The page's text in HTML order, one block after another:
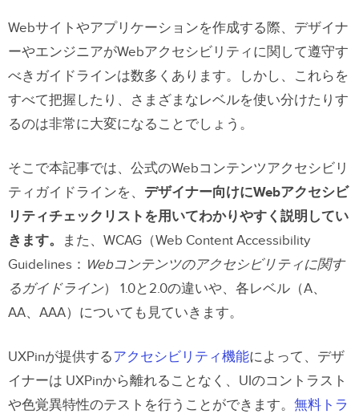
Webサイトやアプリケーションを作成する際、デザイナ
ーやエンジニアがWebアクセシビリティに関して遵守す
べきガイドラインは数多くあります。しかし、これらを
すべて把握したり、さまざまなレベルを使い分けたりす
るのは非常に大変になることでしょう。
そこで本記事では、公式のWebコンテンツアクセシビリ
ティガイドラインを、 デザイナー向けにWebアクセシビ
リティチェックリストを用いてわかりやすく説明してい
きます。
また、WCAG（Web Content Accessibility
Guidelines： Webコンテンツのアクセシビリティに関す
るガイドライン）
1.0と2.0の違いや、各レベル（A、
AA、AAA）についても見ていきます。
UXPinが提供するアクセシビリティ機能によって、デザ
イナーは UXPinから離れることなく、UIのコントラスト
や色覚異特性のテストを行うことができます。 無料トラ